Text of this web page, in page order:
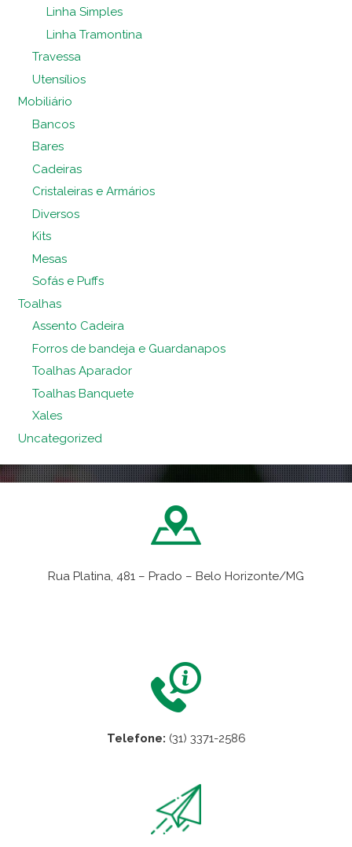
Linha Simples
Linha Tramontina
Travessa
Utensílios
Mobiliário
Bancos
Bares
Cadeiras
Cristaleiras e Armários
Diversos
Kits
Mesas
Sofás e Puffs
Toalhas
Assento Cadeira
Forros de bandeja e Guardanapos
Toalhas Aparador
Toalhas Banquete
Xales
Uncategorized
Rua Platina, 481 – Prado – Belo Horizonte/MG
Telefone: (31) 3371-2586